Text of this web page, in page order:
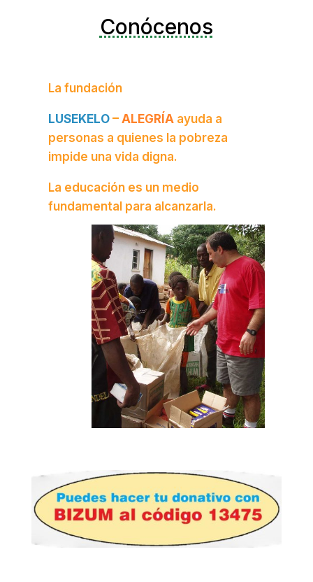
Conócenos
La fundación
LUSEKELO –ALEGRÍA ayuda a
personas a quienes la pobreza
impide una vida digna.
La educación es un medio
fundamental para alcanzarla.